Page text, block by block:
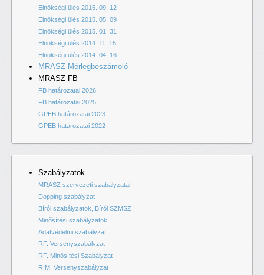
Elnökségi ülés 2015. 09. 12
Elnökségi ülés 2015. 05. 09
Elnökségi ülés 2015. 01. 31
Elnökségi ülés 2014. 11. 15
Elnökségi ülés 2014. 04. 16
MRASZ Mérlegbeszámoló
MRASZ FB
FB határozatai 2026
FB határozatai 2025
GPEB határozatai 2023
GPEB határozatai 2022
Szabályzatok
MRASZ szervezeti szabályzatai
Dopping szabályzat
Bírói szabályzatok, Bírói SZMSZ
Minősítési szabályzatok
Adatvédelmi szabályzat
RF. Versenyszabályzat
RF. Minősítési Szabályzat
RIM. Versenyszabályzat